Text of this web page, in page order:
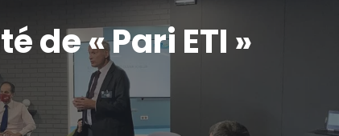
de « Pari ETI »